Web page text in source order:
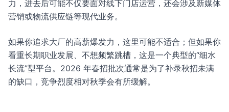
力，进去后可能不仅要面对线下门店运营，还会涉及新媒体
营销或物流供应链等现代业务。
如果你追求大厂的高薪爆发力，这里可能不适合；但如果你
看重长期职业发展、不想频繁跳槽，这是一个典型的“细水
长流”型平台。2026 年春招批次通常是为了补录秋招未满
的缺口，竞争烈度相对秋季会有所缓解。